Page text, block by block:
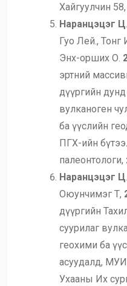
Хайгуулчин
Наранцэцэг Ц
Гуо Лей., Тонг
Энх-орших О.
эртний
дүүргийн
вулканоген
ба үүслийн
ПГХ-ийн
палеонтологи,
Наранцэцэг Ц
Оюунчимэг Т,
дүүргийн
суурилаг
геохими ба
асуудалд,
Ухааны Их